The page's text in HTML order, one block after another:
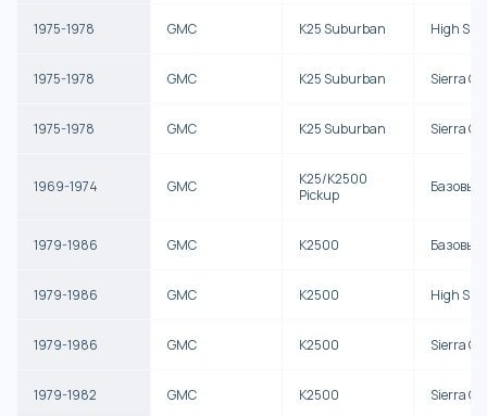
1975-1978 GMC K25 Suburban High
1975-1978 GMC K25 Suburban Sierra
1975-1978 GMC K25 Suburban Sierra
1969-1974 GMC
K25/K2500
Pickup
Базовый
1979-1986 GMC K2500 Базовый
1979-1986 GMC K2500 High
1979-1986 GMC K2500 Sierra
1979-1982 GMC K2500 Sierra